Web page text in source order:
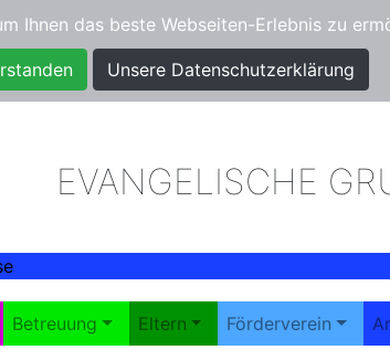
Ihnen das beste Webseiten-Erlebnis zu
Unsere Datenschutzerklärung
EVANGELISCHE
Betreuung Eltern Förderverein